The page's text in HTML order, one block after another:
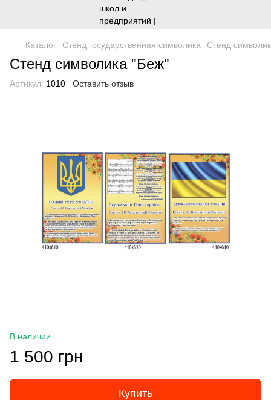
Каталог Стенд государственная символика Cтенд
Cтенд символика "Беж"
Артикул: 1010 Оставить отзыв
В наличии
1 500 грн
Купить